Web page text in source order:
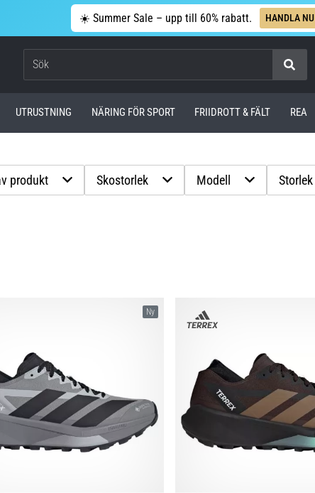
☀️ Summer Sale – upp till 60% rabatt. HANDLA NU
UTRUSTNING NÄRING FÖR SPORT FRIIDROTT & FÄLT REA
produkt Skostorlek Modell Storlek
Ny